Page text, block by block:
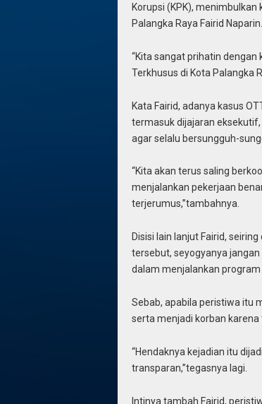
Korupsi (KPK),
Palangka Raya Fairid Naparin.
“Kita sangat prihatin dengan
Terkhusus di Kota Palangka
Kata Fairid, adanya kasus
termasuk dijajaran
agar selalu bersungguh-
“Kita akan terus saling
menjalankan pekerjaan
terjerumus,”tambahnya.
Disisi lain lanjut Fairid,
tersebut, seyogyanya
dalam menjalankan
Sebab, apabila peristiwa itu
serta menjadi korban
“Hendaknya kejadian itu
transparan,”tegasnya lagi.
Intinya tambah Fairid,